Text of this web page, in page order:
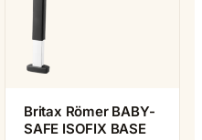
Britax Römer BABY-
SAFE ISOFIX BASE